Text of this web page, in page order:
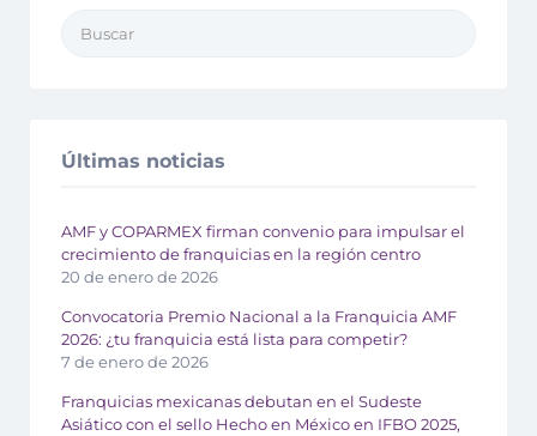
Últimas noticias
AMF y COPARMEX firman convenio para impulsar el
crecimiento de franquicias en la región centro
20 de enero de 2026
Convocatoria Premio Nacional a la Franquicia AMF
2026: ¿tu franquicia está lista para competir?
7 de enero de 2026
Franquicias mexicanas debutan en el Sudeste
Asiático con el sello Hecho en México en IFBO 2025,